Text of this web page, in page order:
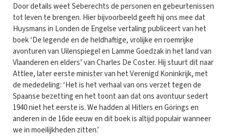
Door details weet Seberechts de personen en gebeurtenissen
tot leven te brengen. Hier bijvoorbeeld geeft hij ons mee dat
Huysmans in Londen de Engelse vertaling publiceert van het
boek ‘De legende en de heldhaftige, vrolijke en roemrijke
avonturen van Uilenspiegel en Lamme Goedzak in het land van
Vlaanderen en elders’ van Charles De Coster. Hij stuurt dit naar
Attlee, later eerste minister van het Verenigd Koninkrijk, met
de mededeling: ‘Het is het verhaal van ons verzet tegen de
Spaanse bezetting en het toont aan dat ons avontuur sedert
1940 niet het eerste is. We hadden al Hitlers en Görings en
anderen in de 16de eeuw en dit boek is altijd populair wanneer
we in moeilijkheden zitten.’